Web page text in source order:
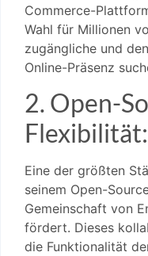
Commerce-
Wahl für Millionen
zugängliche und
Online-Präsenz
2. Open-
Flexibilität:
Eine der größten
seinem Open-
Gemeinschaft von
fördert. Dieses
die Funktionalität